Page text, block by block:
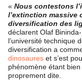
« Nous contestons
l’extinction massive
diversification des
déclarent Olaf
l’université technique
diversification a
dinosaures et s’est
phénomène étant
proprement dite.